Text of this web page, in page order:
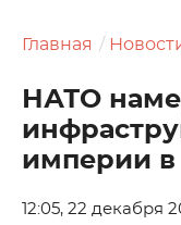
Главная
НАТО
империи в
12:05, 22 декабря